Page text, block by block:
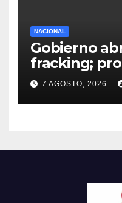
NACIONAL
Gobierno
fracking;
del agua y
ciudadanas
7 AGOSTO, 2026